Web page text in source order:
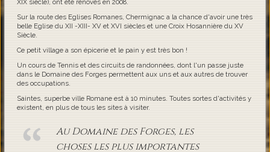
XIX siècle), ont été rénovés en 2008.
Sur la route des Eglises Romanes, Chermignac a la chance d'avoir une très
belle Eglise du XII -XIII- XV et XVI siècles et une Croix Hosannière du XV
Siècle.
Ce petit village a son épicerie et le pain y est très bon !
Un cours de Tennis et des circuits de randonnées, dont l'un passe juste
dans le Domaine des Forges permettent aux uns et aux autres de trouver
des occupations.
Saintes, superbe ville Romane est à 10 minutes. Toutes sortes d'activités y
existent, en plus de tous les sites à visiter.
Au Domaine des Forges, les
choses les plus importantes